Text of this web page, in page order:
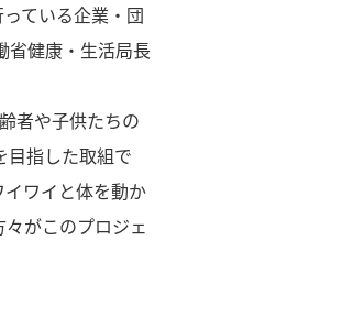
ている企業・団
省健康・生活局長
者や子供たちの
目指した取組で
ワイと体を動か
がこのプロジェ